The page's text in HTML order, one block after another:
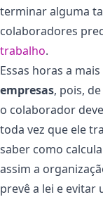
terminar alguma
colaboradores
trabalho.
Essas horas a
empresas, pois,
o colaborador
toda vez que ele
saber como
assim a
prevê a lei e evitar